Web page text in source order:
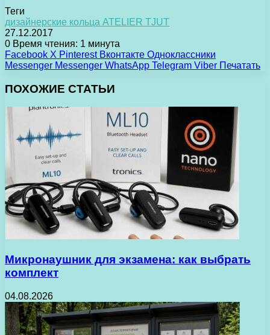
Теги
дизайнерские кольца ATELIER TJUT
27.12.2017
0 Время чтения: 1 минута
Facebook X Pinterest Вконтакте Одноклассники
Messenger Messenger WhatsApp Telegram Viber Печатать
ПОХОЖИЕ СТАТЬИ
Микронаушник для экзамена: как выбрать
комплект
04.08.2026